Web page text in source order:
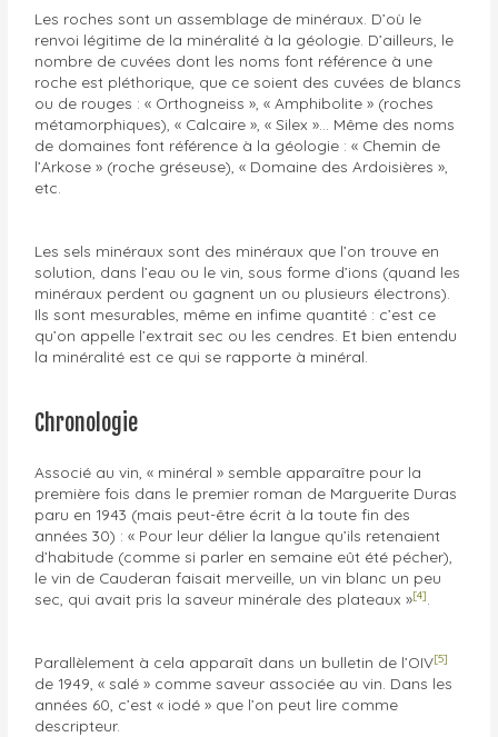
Les roches sont un assemblage de minéraux. D’où le
renvoi légitime de la minéralité à la géologie. D’ailleurs, le
nombre de cuvées dont les noms font référence à une
roche est pléthorique, que ce soient des cuvées de blancs
ou de rouges : « Orthogneiss », « Amphibolite » (roches
métamorphiques), « Calcaire », « Silex »… Même des noms
de domaines font référence à la géologie : « Chemin de
l’Arkose » (roche gréseuse), « Domaine des Ardoisières »,
etc.
Les sels minéraux sont des minéraux que l’on trouve en
solution, dans l’eau ou le vin, sous forme d’ions (quand les
minéraux perdent ou gagnent un ou plusieurs électrons).
Ils sont mesurables, même en infime quantité : c’est ce
qu’on appelle l’extrait sec ou les cendres. Et bien entendu
la minéralité est ce qui se rapporte à minéral.
Chronologie
Associé au vin, « minéral » semble apparaître pour la
première fois dans le premier roman de Marguerite Duras
paru en 1943 (mais peut-être écrit à la toute fin des
années 30) : « Pour leur délier la langue qu’ils retenaient
d’habitude (comme si parler en semaine eût été pécher),
le vin de Cauderan faisait merveille, un vin blanc un peu
sec, qui avait pris la saveur minérale des plateaux »[4]
Parallèlement à cela apparaît dans un bulletin de l’OIV[5]
de 1949, « salé » comme saveur associée au vin. Dans les
années 60, c’est « iodé » que l’on peut lire comme
descripteur.